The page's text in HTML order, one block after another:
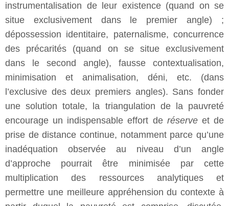
instrumentalisation de leur existence (quand on se
situe exclusivement dans le premier angle) ;
dépossession identitaire, paternalisme, concurrence
des précarités (quand on se situe exclusivement
dans le second angle), fausse contextualisation,
minimisation et animalisation, déni, etc. (dans
l’exclusive des deux premiers angles). Sans fonder
une solution totale, la triangulation de la pauvreté
encourage un indispensable effort de réserveet de
prise de distance continue, notamment parce qu’une
inadéquation observée au niveau d’un angle
d’approche pourrait être minimisée par cette
multiplication des ressources analytiques et
permettre une meilleure appréhension du contexte à